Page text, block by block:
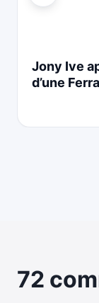
Jony Ive
d’une
72